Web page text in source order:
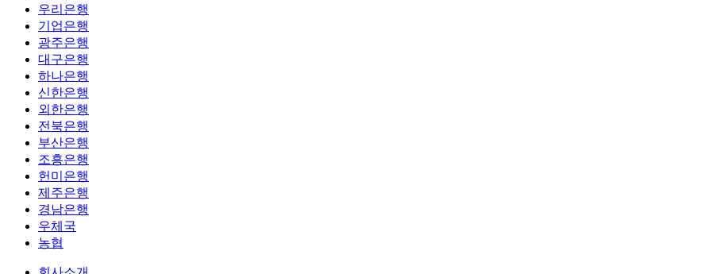
우리은행
기업은행
광주은행
대구은행
하나은행
신한은행
외한은행
전북은행
부산은행
조흥은행
헌미은행
제주은행
경남은행
우체국
농협